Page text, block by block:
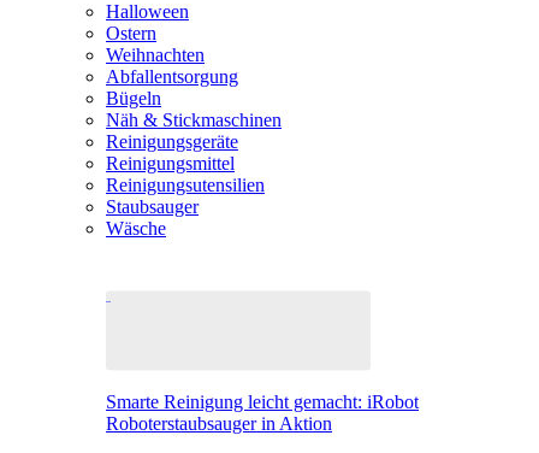
Halloween
Ostern
Weihnachten
Abfallentsorgung
Bügeln
Näh & Stickmaschinen
Reinigungsgeräte
Reinigungsmittel
Reinigungsutensilien
Staubsauger
Wäsche
Smarte Reinigung leicht gemacht: iRobot
Roboterstaubsauger in Aktion